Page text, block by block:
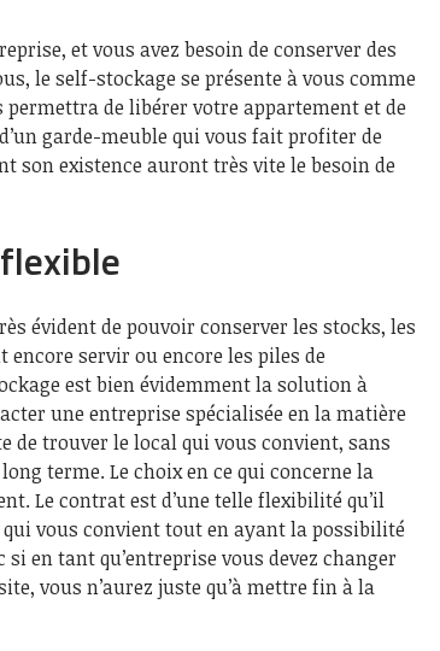
et vous avez besoin de conserver des
le self-stockage se présente à vous comme
de libérer votre appartement et de
garde-meuble qui vous fait profiter de
son existence auront très vite le besoin de
évident de pouvoir conserver les stocks, les
servir ou encore les piles de
est bien évidemment la solution à
une entreprise spécialisée en la matière
de trouver le local qui vous convient, sans
terme. Le choix en ce qui concerne la
Le contrat est d’une telle flexibilité qu’il
vous convient tout en ayant la possibilité
en tant qu’entreprise vous devez changer
vous n’aurez juste qu’à mettre fin à la